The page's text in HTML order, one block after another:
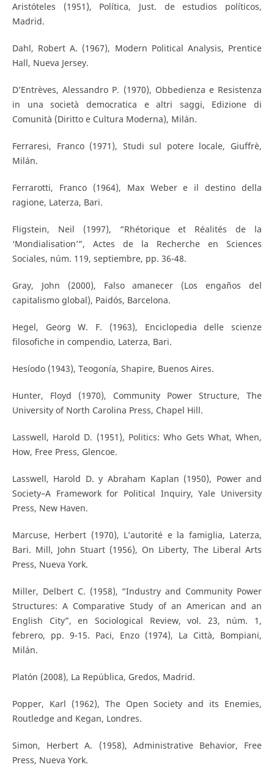
Aristóteles (1951), Política, Just. de estudios políticos,
Madrid.
Dahl, Robert A. (1967), Modern Political Analysis, Prentice
Hall, Nueva Jersey.
D’Entrèves, Alessandro P. (1970), Obbedienza e Resistenza
in una società democratica e altri saggi, Edizione di
Comunità (Diritto e Cultura Moderna), Milán.
Ferraresi, Franco (1971), Studi sul potere locale, Giuffrè,
Milán.
Ferrarotti, Franco (1964), Max Weber e il destino della
ragione, Laterza, Bari.
Fligstein, Neil (1997), “Rhétorique et Réalités de la
‘Mondialisation’”, Actes de la Recherche en Sciences
Sociales, núm. 119, septiembre, pp. 36-48.
Gray, John (2000), Falso amanecer (Los engaños del
capitalismo global), Paidós, Barcelona.
Hegel, Georg W. F. (1963), Enciclopedia delle scienze
filosofiche in compendio, Laterza, Bari.
Hesíodo (1943), Teogonía, Shapire, Buenos Aires.
Hunter, Floyd (1970), Community Power Structure, The
University of North Carolina Press, Chapel Hill.
Lasswell, Harold D. (1951), Politics: Who Gets What, When,
How, Free Press, Glencoe.
Lasswell, Harold D. y Abraham Kaplan (1950), Power and
Society–A Framework for Political Inquiry, Yale University
Press, New Haven.
Marcuse, Herbert (1970), L’autorité e la famiglia, Laterza,
Bari. Mill, John Stuart (1956), On Liberty, The Liberal Arts
Press, Nueva York.
Miller, Delbert C. (1958), “Industry and Community Power
Structures: A Comparative Study of an American and an
English City”, en Sociological Review, vol. 23, núm. 1,
febrero, pp. 9-15. Paci, Enzo (1974), La Città, Bompiani,
Milán.
Platón (2008), La República, Gredos, Madrid.
Popper, Karl (1962), The Open Society and its Enemies,
Routledge and Kegan, Londres.
Simon, Herbert A. (1958), Administrative Behavior, Free
Press, Nueva York.